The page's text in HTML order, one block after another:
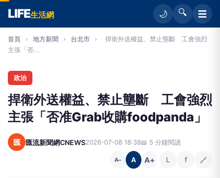
LIFE生活網 🌙 🔍 ☰
首頁 › 地方新聞 › 台北市 ›
捍衛外送權益、禁止壟斷 工會強烈
主張「否...
政治
捍衛外送權益、禁止壟斷 工會強烈
主張「否准Grab收購foodpanda」
匯 匯流新聞網CNEWS2026-07-08 18:38📖 5 分鐘閱讀
A− A A+ L f 🔗